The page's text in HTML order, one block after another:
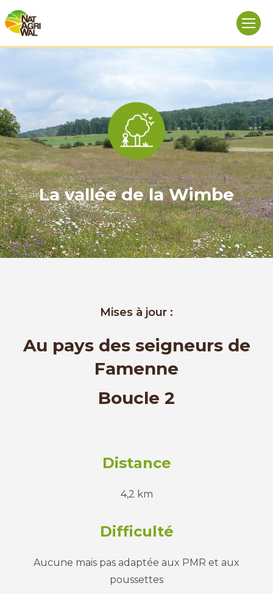
La vallée de la Wimbe
Mises à jour :
Au pays des seigneurs de
Famenne
Boucle 2
Distance
4,2 km
Difficulté
Aucune mais pas adaptée aux PMR et aux
poussettes